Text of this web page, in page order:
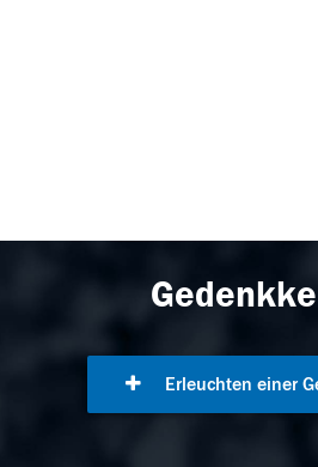
Erleuchten einer